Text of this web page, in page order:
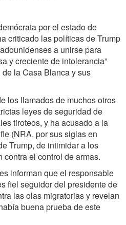
por el estado de
criticado las políticas de Trump
a unirse para
y creciente de intolerancia”
la Casa Blanca y sus
los llamados de muchos otros
leyes de seguridad de
tiroteos, y ha acusado a la
(NRA, por sus siglas en
Trump, de intimidar a los
el control de armas.
informan que el responsable
fiel seguidor del presidente de
las olas migratorias y revelan
buena prueba de este